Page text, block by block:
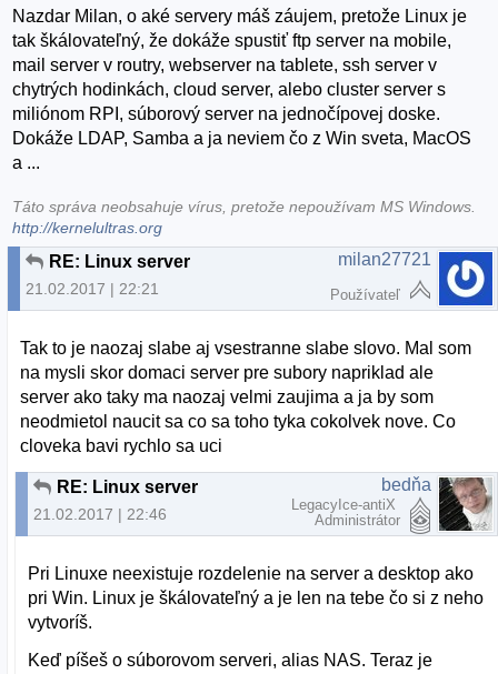
Nazdar Milan, o aké servery máš záujem, pretože Linux je
tak škálovateľný, že dokáže spustiť ftp server na mobile,
mail server v routry, webserver na tablete, ssh server v
chytrých hodinkách, cloud server, alebo cluster server s
miliónom RPI, súborový server na jednočípovej doske.
Dokáže LDAP, Samba a ja neviem čo z Win sveta, MacOS
a ...
Táto správa neobsahuje vírus, pretože nepoužívam MS Windows.
http://kernelultras.org
RE: Linux server
21.02.2017 | 22:21
milan27721
Používateľ
Tak to je naozaj slabe aj vsestranne slabe slovo. Mal som
na mysli skor domaci server pre subory napriklad ale
server ako taky ma naozaj velmi zaujima a ja by som
neodmietol naucit sa co sa toho tyka cokolvek nove. Co
cloveka bavi rychlo sa uci
RE: Linux server
21.02.2017 | 22:46
bedňa
LegacyIce-antiX
Administrátor
Pri Linuxe neexistuje rozdelenie na server a desktop ako
pri Win. Linux je škálovateľný a je len na tebe čo si z neho
vytvoríš.
Keď píšeš o súborovom serveri, alias NAS. Teraz je